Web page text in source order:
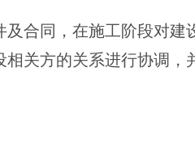
合同，在施工阶段对建
关方的关系进行协调，